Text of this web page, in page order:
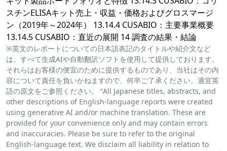
スチンELISAキット売上・収益・価格およびグロスマージ
ン（2019年～2024年） 13.14.4 CUSABIO：主要事業概要
13.14.5 CUSABIO：直近の展開 14 調査の結果・結論
※英文のレポートについての日本語表記のタイトルや紹介文など
は、すべて生成AIや自動翻訳ソフトを使用して提供しております。
それらはお客様の便宜のために提供するものであり、当社はその内
容について責任を負いかねますので、何卒ご了承ください。適宜英
語の原文をご参照ください。 “All Japanese titles, abstracts, and
other descriptions of English-language reports were created
using generative AI and/or machine translation. These are
provided for your convenience only and may contain errors
and inaccuracies. Please be sure to refer to the original
English-language text. We disclaim all liability in relation to